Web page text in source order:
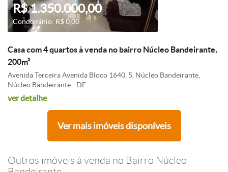
R$ 1.350.000,00
Condomínio: R$ 0,00
Casa com 4 quartos à venda no bairro Núcleo Bandeirante,
200m²
Avenida Terceira Avenida Bloco 1640, 5, Núcleo Bandeirante,
Núcleo Bandeirante - DF
ver detalhe
Ver mais imóveis disponíveis
Outros imóveis à venda no Bairro Núcleo